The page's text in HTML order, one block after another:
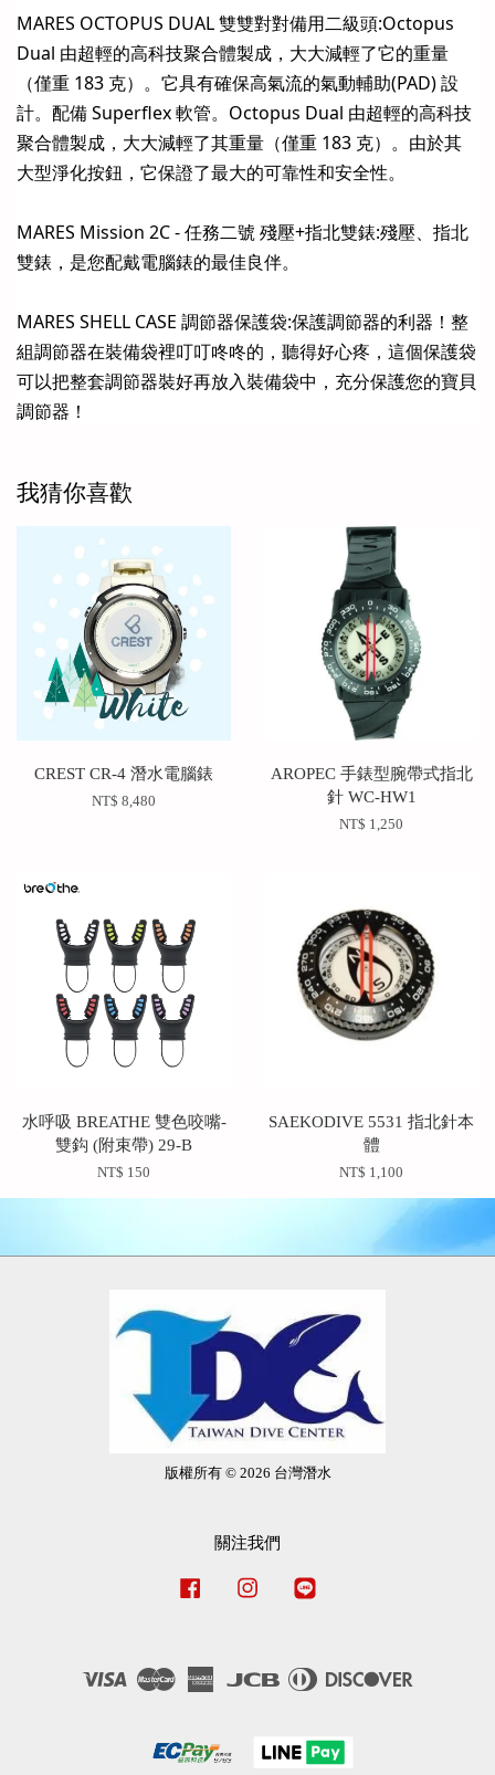
MARES OCTOPUS DUAL 雙雙對對備用二級頭:Octopus
Dual 由超輕的高科技聚合體製成，大大減輕了它的重量
（僅重 183 克）。它具有確保高氣流的氣動輔助(PAD) 設
計。配備 Superflex 軟管。Octopus Dual 由超輕的高科技
聚合體製成，大大減輕了其重量（僅重 183 克）。由於其
大型淨化按鈕，它保證了最大的可靠性和安全性。
MARES Mission 2C - 任務二號 殘壓+指北雙錶:殘壓、指北
雙錶，是您配戴電腦錶的最佳良伴。
MARES SHELL CASE 調節器保護袋:保護調節器的利器！整
組調節器在裝備袋裡叮叮咚咚的，聽得好心疼，這個保護袋
可以把整套調節器裝好再放入裝備袋中，充分保護您的寶貝
調節器！
我猜你喜歡
CREST CR-4 潛水電腦錶
NT$ 8,480
AROPEC 手錶型腕帶式指北
針 WC-HW1
NT$ 1,250
水呼吸 BREATHE 雙色咬嘴-
雙鈎 (附束帶) 29-B
NT$ 150
SAEKODIVE 5531 指北針本
體
NT$ 1,100
版權所有 © 2026 台灣潛水
關注我們
Facebook Instagram
Visa Master
American
JCB
Diners